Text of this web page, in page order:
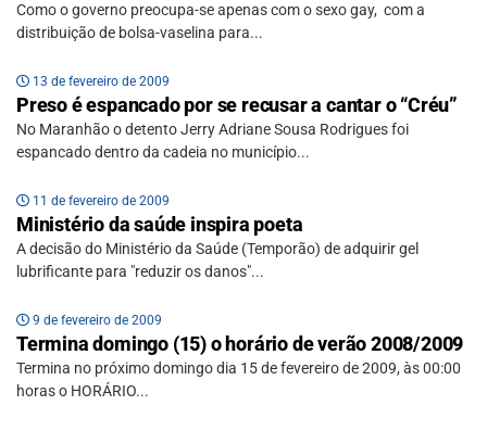
Como o governo preocupa-se apenas com o sexo gay, com a
distribuição de bolsa-vaselina para...
13 de fevereiro de 2009
Preso é espancado por se recusar a cantar o “Créu”
No Maranhão o detento Jerry Adriane Sousa Rodrigues foi
espancado dentro da cadeia no município...
11 de fevereiro de 2009
Ministério da saúde inspira poeta
A decisão do Ministério da Saúde (Temporão) de adquirir gel
lubrificante para "reduzir os danos"...
9 de fevereiro de 2009
Termina domingo (15) o horário de verão 2008/2009
Termina no próximo domingo dia 15 de fevereiro de 2009, às 00:00
horas o HORÁRIO...